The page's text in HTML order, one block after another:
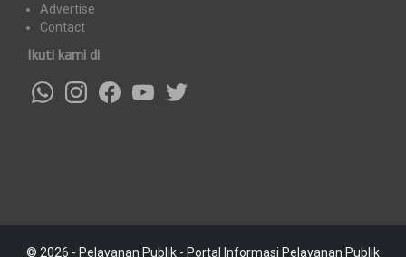
Advertise
Contact
Ikuti kami di
© 2026 - Pelayanan Publik - Portal Informasi Pelayanan Publik